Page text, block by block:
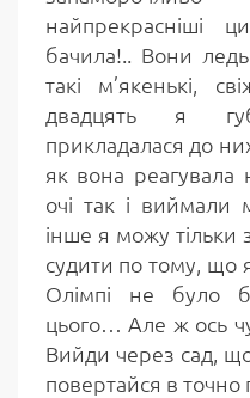
найпрекрасніші
бачила!.. Вони
такі м’якенькі,
двадцять я
прикладалася до
як вона реагувала
очі так і
інше я можу тільки
судити по тому, що
Олімпі не було
цього… Але ж ось
Вийди через сад,
повертайся в